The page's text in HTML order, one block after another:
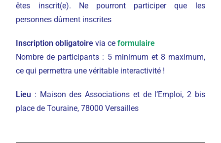
êtes inscrit(e). Ne pourront participer que les
personnes dûment inscrites
Inscription obligatoire via ceformulaire
Nombre de participants : 5 minimum et 8 maximum,
ce qui permettra une véritable interactivité !
Lieu : Maison des Associations et de l’Emploi, 2 bis
place de Touraine, 78000 Versailles